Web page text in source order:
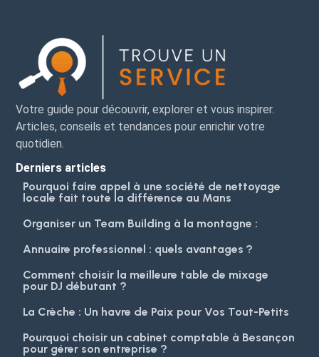
Votre guide pour découvrir, explorer et vous inspirer.
Articles, conseils et tendances pour enrichir votre
quotidien.
Derniers articles
Pourquoi faire appel à une société de nettoyage
locale fait toute la différence au Mans
Organiser un Team Building à la montagne :
Annuaire professionnel : quels avantages ?
Comment choisir la meilleure table de mixage
pour DJ débutant ?
La Crèche : Un havre de Paix pour Vos Tout-Petits
Pourquoi choisir un cabinet comptable à Besançon
pour gérer son entreprise ?